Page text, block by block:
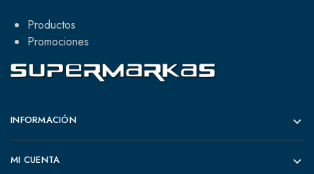
Productos
Promociones
INFORMACIÓN
MI CUENTA